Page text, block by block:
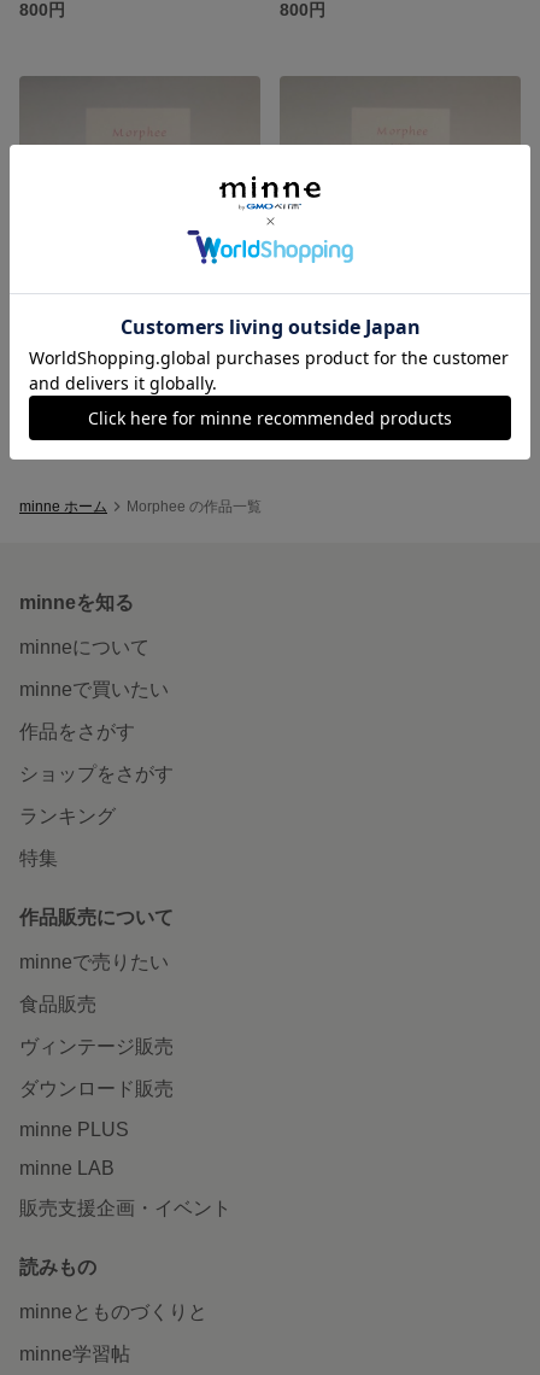
800円 800円
三連コットンパール
800円
ブルーコットンパール
800円
minne ホーム Morphee の作品一覧
minneを知る
minneについて
minneで買いたい
作品をさがす
ショップをさがす
ランキング
特集
作品販売について
minneで売りたい
食品販売
ヴィンテージ販売
ダウンロード販売
minne PLUS
minne LAB
販売支援企画・イベント
読みもの
minneとものづくりと
minne学習帖